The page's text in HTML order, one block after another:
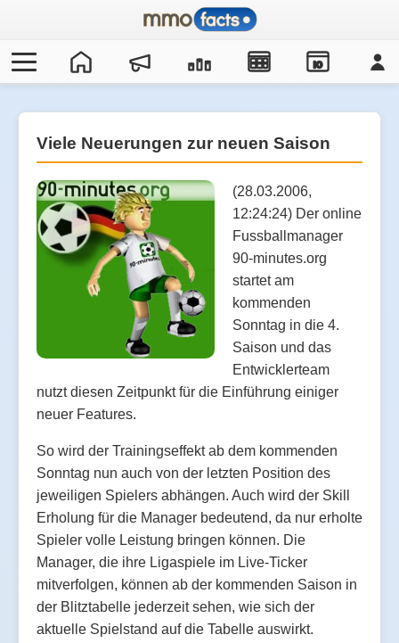
IO
Viele Neuerungen zur neuen Saison
(28.03.2006,
12:24:24) Der online
Fussballmanager
90-minutes.org
startet am
kommenden
Sonntag in die 4.
Saison und das
Entwicklerteam
nutzt diesen Zeitpunkt für die Einführung einiger
neuer Features.
So wird der Trainingseffekt ab dem kommenden
Sonntag nun auch von der letzten Position des
jeweiligen Spielers abhängen. Auch wird der Skill
Erholung für die Manager bedeutend, da nur erholte
Spieler volle Leistung bringen können. Die
Manager, die ihre Ligaspiele im Live-Ticker
mitverfolgen, können ab der kommenden Saison in
der Blitztabelle jederzeit sehen, wie sich der
aktuelle Spielstand auf die Tabelle auswirkt.